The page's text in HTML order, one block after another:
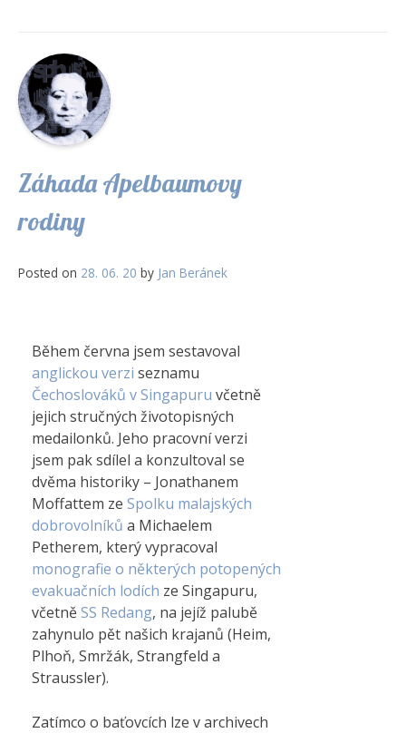
Záhada Apelbaumovy
rodiny
Posted on 28. 06. 20 by Jan Beránek
Během června jsem sestavoval
anglickou verzi seznamu
Čechoslováků v Singapuru včetně
jejich stručných životopisných
medailonků. Jeho pracovní verzi
jsem pak sdílel a konzultoval se
dvěma historiky – Jonathanem
Moffattem ze Spolku malajských
dobrovolníků a Michaelem
Petherem, který vypracoval
monografie o některých potopených
evakuačních lodích ze Singapuru,
včetněSS Redang, na jejíž palubě
zahynulo pět našich krajanů (Heim,
Plhoň, Smržák, Strangfeld a
Straussler).
Zatímco o baťovcích lze v archivech